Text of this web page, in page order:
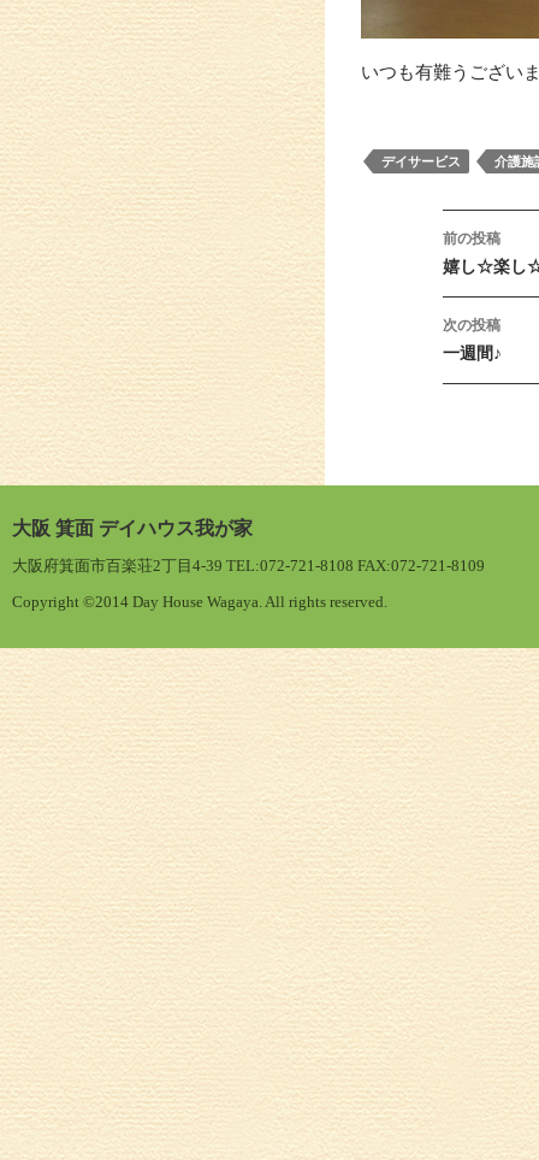
いつも有難うござい
デイサービス 介護施
投稿
前の投稿
嬉し☆楽し
次の投稿
一週間♪
大阪 箕面 デイハウス我が家
大阪府箕面市百楽荘2丁目4-39 TEL:072-721-8108 FAX:072-721-8109
Copyright ©2014 Day House Wagaya. All rights reserved.